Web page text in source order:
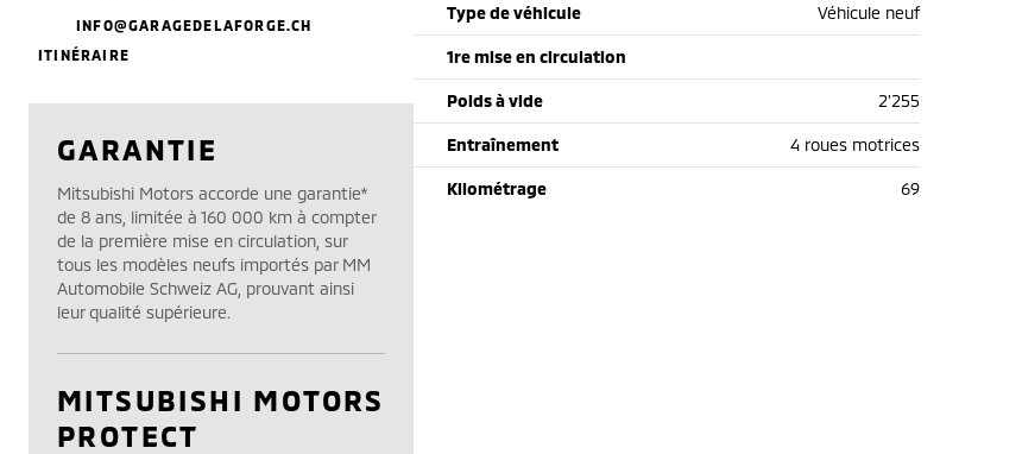
Type de véhicule Véhicule neuf
1re mise en circulation
Poids à vide 2'255
Entraînement 4 roues motrices
Kilométrage 69
INFO@GARAGEDELAFORGE.CH
ITINÉRAIRE
GARANTIE
Mitsubishi Motors accorde une garantie*
de 8 ans, limitée à 160 000 km à compter
de la première mise en circulation, sur
tous les modèles neufs importés par MM
Automobile Schweiz AG, prouvant ainsi
leur qualité supérieure.
MITSUBISHI MOTORS
PROTECT